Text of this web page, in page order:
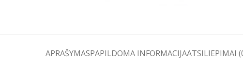
APRAŠYMASPAPILDOMA INFORMACIJAATSILIEPIMAI